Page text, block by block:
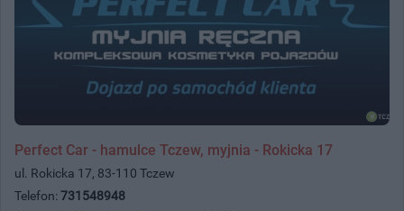
Perfect Car - hamulce Tczew, myjnia - Rokicka 17
ul. Rokicka 17, 83-110 Tczew
Telefon: 731548948